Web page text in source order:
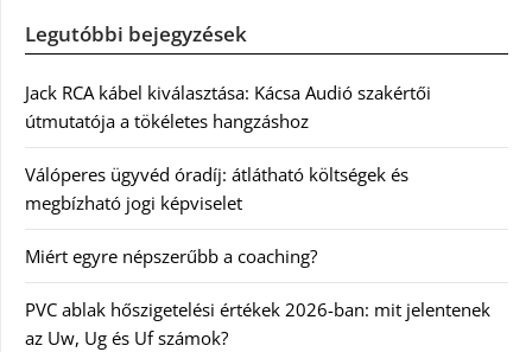
Legutóbbi bejegyzések
Jack RCA kábel kiválasztása: Kácsa Audió szakértői
útmutatója a tökéletes hangzáshoz
Válóperes ügyvéd óradíj: átlátható költségek és
megbízható jogi képviselet
Miért egyre népszerűbb a coaching?
PVC ablak hőszigetelési értékek 2026-ban: mit jelentenek
az Uw, Ug és Uf számok?